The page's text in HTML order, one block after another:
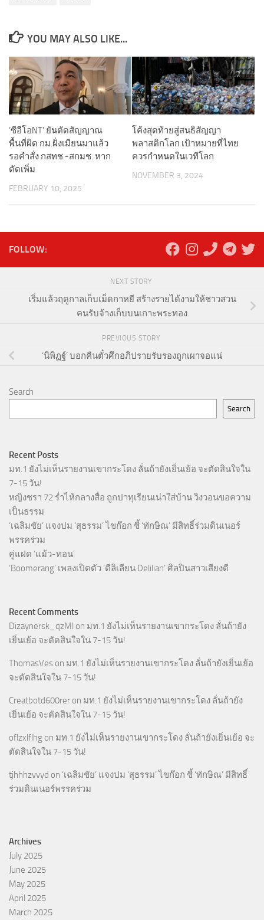
YOU MAY ALSO LIKE...
‘ซีอีโอNT’ ยันตัดสัญญาณ
พื้นที่ผิด กม.ฝั่งเมียนมาแล้ว
รอคำสั่ง กสทช.-สกมช. หาก
ตัดเพิ่ม
FEBRUARY 10, 2025
โค้งสุดท้ายสู่สนธิสัญญา
พลาสติกโลก เป้าหมายที่ไทย
ควรกำหนดในเวทีโลก
NOVEMBER 3, 2024
FOLLOW:
NEXT STORY
เริ่มแล้วฤดูกาลเก็บเม็ดกาหยี สร้างรายได้งามให้ชาวสวน
คนรับจ้างเก็บบนเกาะพระทอง
PREVIOUS STORY
‘นิพิฏฐ์’ บอกคืนตั๋วศึกอภิปรายรับรองถูกเผาจอแน่
Search
Search
Recent Posts
มท.1 ยังไม่เห็นรายงานเขากระโดง ลั่นถ้ายังเยิ่นเย้อ จะตัดสินใจใน
7-15 วัน!
หญิงชรา 72 ร่ำไห้กลางสื่อ ถูกปาทุเรียนเน่าใส่บ้าน วิงวอนขอความ
เป็นธรรม
‘เฉลิมชัย’ แจงปม ‘สุธรรม’ ไขก๊อก ชี้ ‘ทักษิณ’ มีสิทธิ์ร่วมดินเนอร์
พรรคร่วม
คู่แฝด ‘แม้ว-ทอน’
‘Boomerang’ เพลงเปิดตัว ‘ดีลิเลียน Delilian’ ศิลปินสาวเสียงดี
Recent Comments
Dizaynersk_qzMl on มท.1 ยังไม่เห็นรายงานเขากระโดง ลั่นถ้ายัง
เยิ่นเย้อ จะตัดสินใจใน 7-15 วัน!
ThomasVes on มท.1 ยังไม่เห็นรายงานเขากระโดง ลั่นถ้ายังเยิ่นเย้อ
จะตัดสินใจใน 7-15 วัน!
Creatbotd600rer on มท.1 ยังไม่เห็นรายงานเขากระโดง ลั่นถ้ายัง
เยิ่นเย้อ จะตัดสินใจใน 7-15 วัน!
oflzxlflhg on มท.1 ยังไม่เห็นรายงานเขากระโดง ลั่นถ้ายังเยิ่นเย้อ จะ
ตัดสินใจใน 7-15 วัน!
tjhhhzvvyd on ‘เฉลิมชัย’ แจงปม ‘สุธรรม’ ไขก๊อก ชี้ ‘ทักษิณ’ มีสิทธิ์
ร่วมดินเนอร์พรรคร่วม
Archives
July 2025
June 2025
May 2025
April 2025
March 2025